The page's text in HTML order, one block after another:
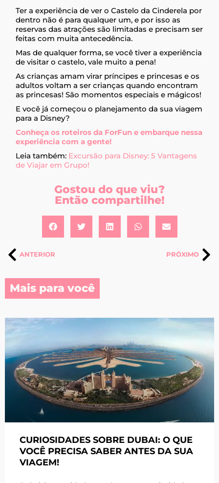
Ter a experiência de ver o Castelo da Cinderela por
dentro não é para qualquer um, e por isso as
reservas das atrações são limitadas e precisam ser
feitas com muita antecedência.
Mas de qualquer forma, se você tiver a experiência
de visitar o castelo, vale muito a pena!
As crianças amam virar príncipes e princesas e os
adultos voltam a ser crianças quando encontram
as princesas! São momentos especiais e mágicos!
E você já começou o planejamento da sua viagem
para a Disney?
Conheça os roteiros da ForFun e embarque nessa
experiência com a gente!
Leia também: Excursão para Disney: 5 Vantagens
de Viajar em Grupo!
Gostou do que viu?
Então compartilhe!
ANTERIOR PRÓXIMO
Mais para você
CURIOSIDADES SOBRE DUBAI: O QUE
VOCÊ PRECISA SABER ANTES DA SUA
VIAGEM!